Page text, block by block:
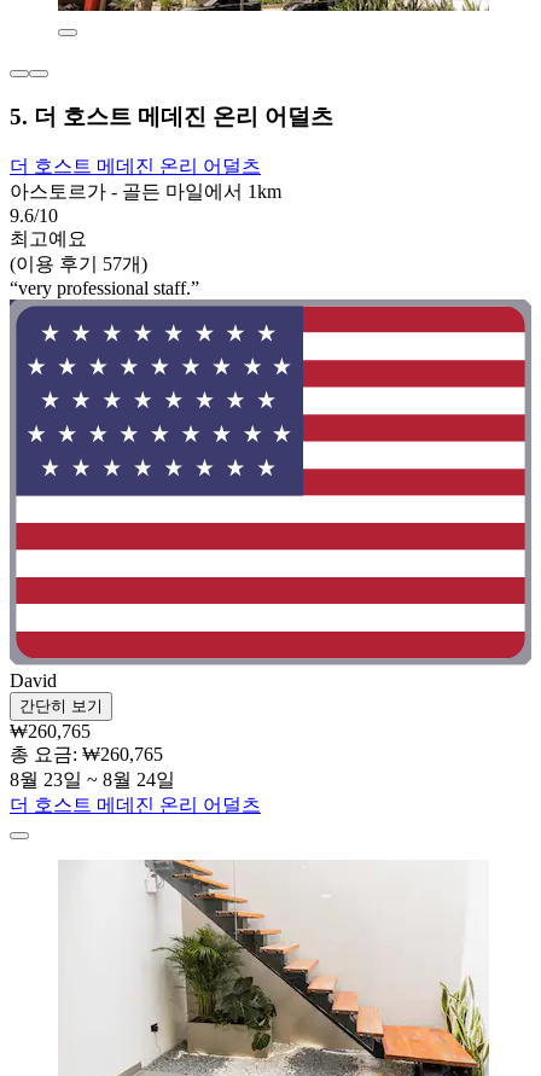
5. 더 호스트 메데진 온리 어덜츠
더 호스트 메데진 온리 어덜츠
아스토르가 - 골든 마일에서 1km
9.6/10
최고예요
(이용 후기 57개)
“very professional staff.”
David
간단히 보기
₩260,765
총 요금: ₩260,765
8월 23일 ~ 8월 24일
더 호스트 메데진 온리 어덜츠